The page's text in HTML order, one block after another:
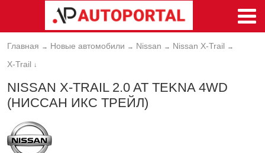
Главная → Новые автомобили → Nissan → Nissan X-Trail →
X-Trail ↓
NISSAN X-TRAIL 2.0 AT TEKNA 4WD
(НИССАН ИКС ТРЕЙЛ)